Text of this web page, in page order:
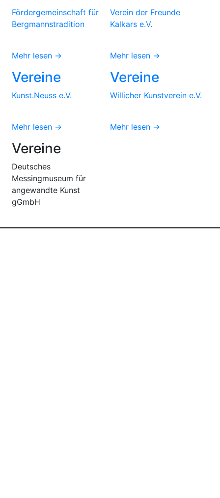
Fördergemeinschaft für
Bergmannstradition
Mehr lesen →
Verein der Freunde
Kalkars e.V.
Mehr lesen →
Vereine
Kunst.Neuss e.V.
Mehr lesen →
Vereine
Willicher Kunstverein e.V.
Mehr lesen →
Vereine
Deutsches
Messingmuseum für
angewandte Kunst
gGmbH